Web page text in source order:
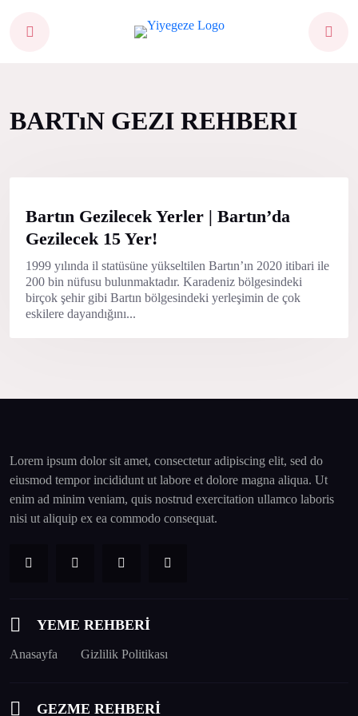
BARTıN GEZI REHBERI
Bartın Gezilecek Yerler | Bartın’da
Gezilecek 15 Yer!
1999 yılında il statüsüne yükseltilen Bartın’ın 2020 itibari ile
200 bin nüfusu bulunmaktadır. Karadeniz bölgesindeki
birçok şehir gibi Bartın bölgesindeki yerleşimin de çok
eskilere dayandığını...
Lorem ipsum dolor sit amet, consectetur adipiscing elit, sed do
eiusmod tempor incididunt ut labore et dolore magna aliqua. Ut
enim ad minim veniam, quis nostrud exercitation ullamco laboris
nisi ut aliquip ex ea commodo consequat.
YEME REHBERİ
Anasayfa Gizlilik Politikası
GEZME REHBERİ